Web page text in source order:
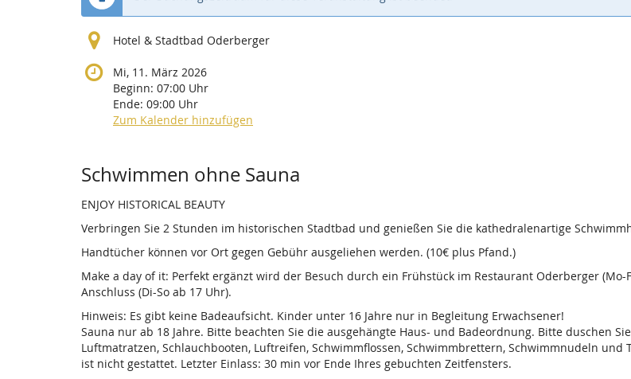
Hotel & Stadtbad Oderberger
Mi, 11. März 2026
Beginn: 07:00 Uhr
Ende: 09:00 Uhr
Zum Kalender hinzufügen
Produkte
Schwimmen ohne Sauna
ENJOY HISTORICAL BEAUTY
Verbringen Sie 2 Stunden im historischen Stadtbad und genießen Sie die kathedralenartige
Handtücher können vor Ort gegen Gebühr ausgeliehen werden. (10€ plus Pfand.)
Make a day of it: Perfekt ergänzt wird der Besuch durch ein Frühstück im Restaurant Oderberger
Anschluss (Di-So ab 17 Uhr).
Hinweis: Es gibt keine Badeaufsicht. Kinder unter 16 Jahre nur in Begleitung Erwachsener!
Sauna nur ab 18 Jahre. Bitte beachten Sie die ausgehängte Haus- und Badeordnung. Bitte duschen
Luftmatratzen, Schlauchbooten, Luftreifen, Schwimmflossen, Schwimmbrettern, Schwimmnudeln
ist nicht gestattet. Letzter Einlass: 30 min vor Ende Ihres gebuchten Zeitfensters.